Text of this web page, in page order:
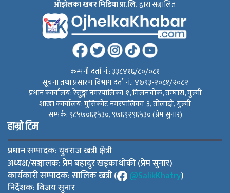
ओझेलका खबर मिडिया प्रा.लि.द्वारा सञ्चालित
कम्पनी दर्ता नं.: ३३८४१६/८०/०८१
सूचना तथा प्रसारण विभाग दर्ता नं.: ४७९३-२०८१/२०८२
प्रधान कार्यालय: रेसुङ्गा नगरपालिका-१, मिलनचोक, तम्घास, गुल्मी
शाखा कार्यालय: मुसिकोट नगरपालिका-३, तोलादी, गुल्मी
सम्पर्क: ९८५७०६१५३०, ९७६९२९६५३० (प्रेम सुनार)
हाम्रो टिम
प्रधान सम्पादक: युवराज खत्री क्षेत्री
अध्यक्ष/सञ्चालक: प्रेम बहादुर खड्काथोकी (प्रेम सुनार)
कार्यकारी सम्पादक: सालिक खत्री (
@SalikKhatry)
निर्देशक: विजय सुनार